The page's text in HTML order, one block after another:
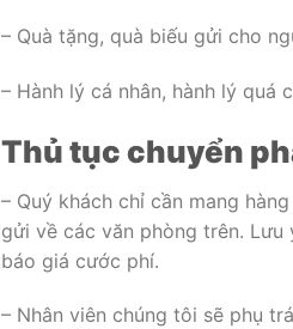
– Quà tặng, quà biếu gửi cho
– Hành lý cá nhân, hành lý quá
Thủ tục chuyển
– Quý khách chỉ cần mang
gửi về các văn phòng trên. Lưu
báo giá cước phí.
– Nhân viên chúng tôi sẽ phụ